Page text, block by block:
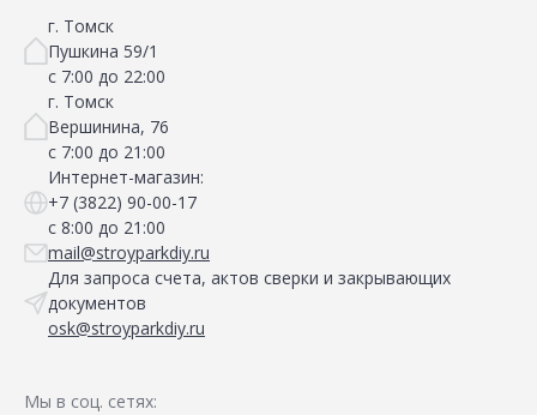
г. Томск
Пушкина 59/1
с 7:00 до 22:00
г. Томск
Вершинина, 76
с 7:00 до 21:00
Интернет-магазин:
+7 (3822) 90-00-17
с 8:00 до 21:00
mail@stroyparkdiy.ru
Для запроса счета, актов сверки и закрывающих
документов
osk@stroyparkdiy.ru
Мы в соц. сетях: